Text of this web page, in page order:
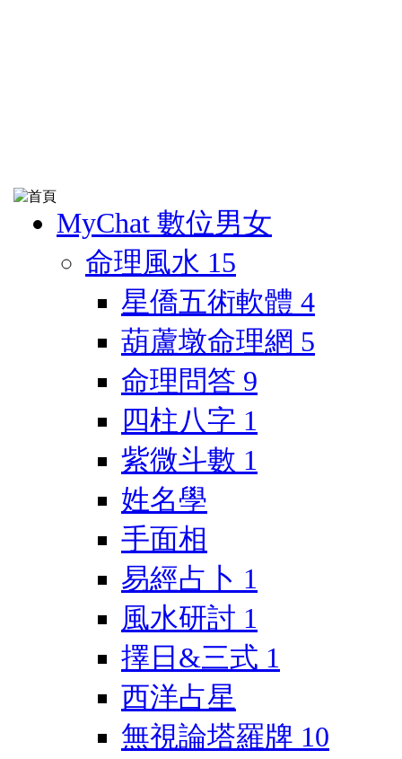
MyChat 數位男女
命理風水 15
星僑五術軟體 4
葫蘆墩命理網 5
命理問答 9
四柱八字 1
紫微斗數 1
姓名學
手面相
易經占卜 1
風水研討 1
擇日&三式 1
西洋占星
無視論塔羅牌 10